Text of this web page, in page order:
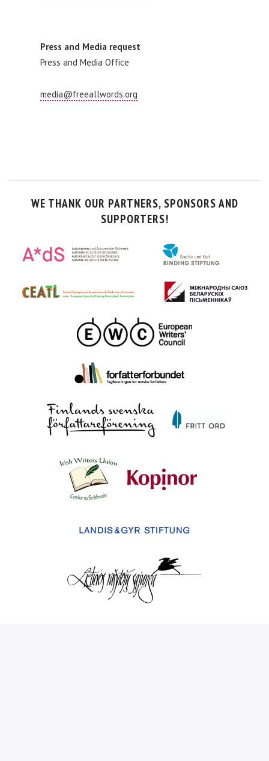
Press and Media request
Press and Media Office
media@freeallwords.org
WE THANK OUR PARTNERS, SPONSORS AND
SUPPORTERS!